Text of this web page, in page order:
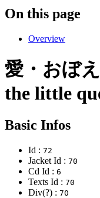
On this page
Overview
愛・おぼ
the little
Basic Infos
Id : 72
Jacket Id : 70
Cd Id : 6
Texts Id : 70
Div(?) : 70